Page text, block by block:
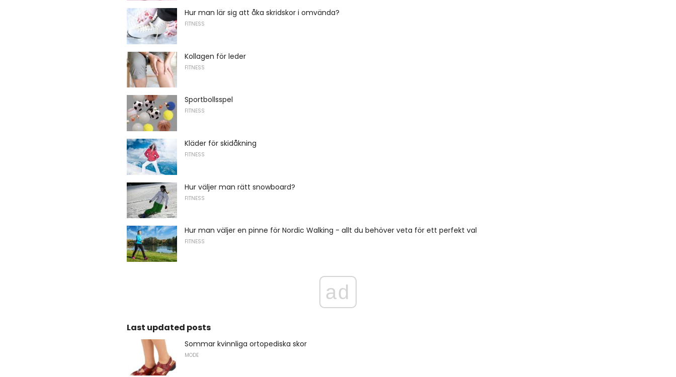
Hur man lär sig att åka skridskor i omvända?
FITNESS
Kollagen för leder
FITNESS
Sportbollsspel
FITNESS
Kläder för skidåkning
FITNESS
Hur väljer man rätt snowboard?
FITNESS
Hur man väljer en pinne för Nordic Walking - allt du behöver veta för ett perfekt val
FITNESS
ad
Last updated posts
Sommar kvinnliga ortopediska skor
MODE